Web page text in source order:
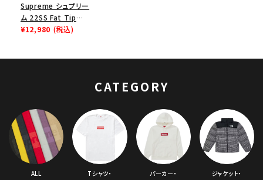
Supreme シュプリー
ム 22SS Fat Tip
Jacquard Denim
¥12,980 (税込)
CATEGORY
ALL
Tシャツ・
パーカー・
ジャケット・